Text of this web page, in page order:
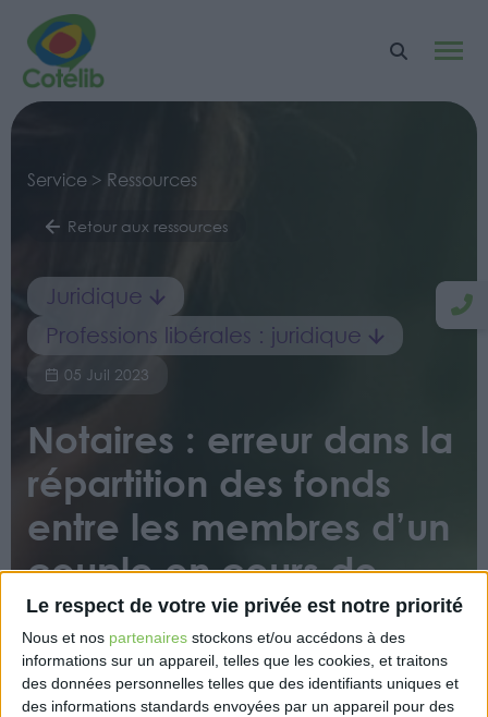
Le respect de votre vie privée est notre priorité
Nous et nos partenaires stockons et/ou accédons à des
informations sur un appareil, telles que les cookies, et traitons
des données personnelles telles que des identifiants uniques et
des informations standards envoyées par un appareil pour des
Service > Ressources
Retour aux ressources
Juridique
Professions libérales : juridique
05 Juil 2023
Notaires : erreur dans la
répartition des fonds
entre les membres d’un
couple en cours de
séparation